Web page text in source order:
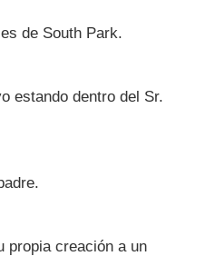
de South Park.
estando dentro del Sr.
propia creación a un